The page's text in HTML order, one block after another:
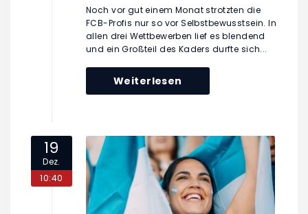
Noch vor gut einem Monat strotzten die
FCB-Profis nur so vor Selbstbewusstsein. In
allen drei Wettbewerben lief es blendend
und ein Großteil des Kaders durfte sich...
Weiterlesen
19
Dez.
10:40